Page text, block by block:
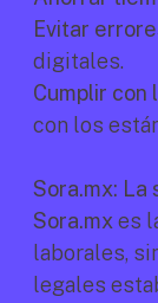
Evitar
digitales.
Cumplir con
con los
Sora.mx:
Sora.mx es
laborales,
legales